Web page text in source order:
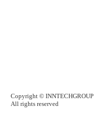
Copyright © INNTECHGROUP
All rights reserved